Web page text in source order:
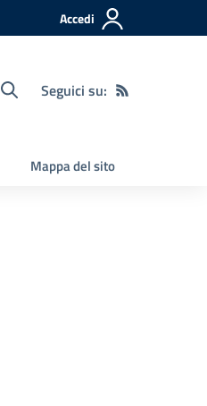
Accedi
Seguici su:
Mappa del sito